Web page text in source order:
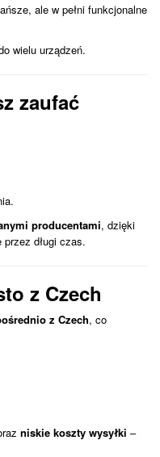
ale w pełni funkcjonalne
wielu urządzeń.
zaufać
producentami, dzięki
długi czas.
z Czech
z Czech, co
niskie koszty wysyłki –